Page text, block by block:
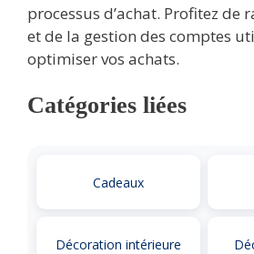
processus d’achat. Profitez de
et de la gestion des comptes
optimiser vos achats.
Catégories liées
Cadeaux
Décoration intérieure